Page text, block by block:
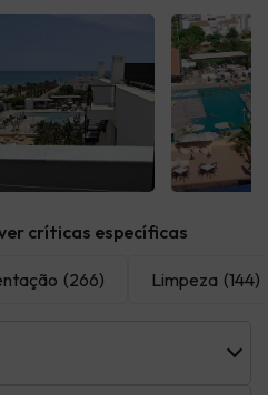
críticas específicas
(266) Limpeza (144)